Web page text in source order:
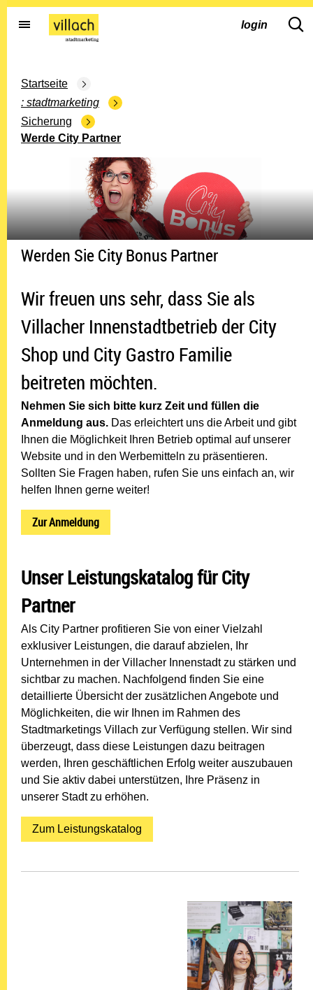
Gehe zur Startseite
login
Startseite
stadtmarketing
Sicherung
Werde City Partner
Werden Sie City Bonus Partner
Wir freuen uns sehr, dass Sie als
Villacher Innenstadtbetrieb der City
Shop und City Gastro Familie
beitreten möchten.
Nehmen Sie sich bitte kurz Zeit und füllen die
Anmeldung aus. Das erleichtert uns die Arbeit und gibt
Ihnen die Möglichkeit Ihren Betrieb optimal auf unserer
Website und in den Werbemitteln zu präsentieren.
Sollten Sie Fragen haben, rufen Sie uns einfach an, wir
helfen Ihnen gerne weiter!
Zur Anmeldung
Unser Leistungskatalog für City
Partner
Als City Partner profitieren Sie von einer Vielzahl
exklusiver Leistungen, die darauf abzielen, Ihr
Unternehmen in der Villacher Innenstadt zu stärken und
sichtbar zu machen. Nachfolgend finden Sie eine
detaillierte Übersicht der zusätzlichen Angebote und
Möglichkeiten, die wir Ihnen im Rahmen des
Stadtmarketings Villach zur Verfügung stellen. Wir sind
überzeugt, dass diese Leistungen dazu beitragen
werden, Ihren geschäftlichen Erfolg weiter auszubauen
und Sie aktiv dabei unterstützen, Ihre Präsenz in
unserer Stadt zu erhöhen.
Zum Leistungskatalog